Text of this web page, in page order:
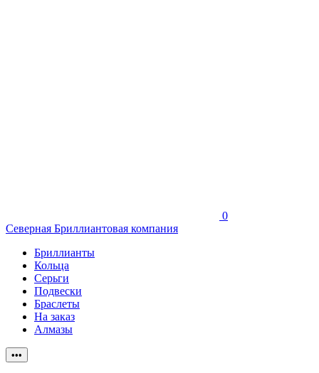
0
Северная Бриллиантовая компания
Бриллианты
Кольца
Серьги
Подвески
Браслеты
На заказ
Алмазы
•••